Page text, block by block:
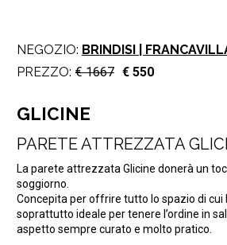
NEGOZIO: BRINDISI |
PREZZO: € 1667 € 550
GLICINE
PARETE ATTREZZATA
La parete attrezzata Glicine donerà un
soggiorno.
Concepita per offrire tutto lo spazio di cui
soprattutto ideale per tenere l’ordine in
aspetto sempre curato e molto pratico.